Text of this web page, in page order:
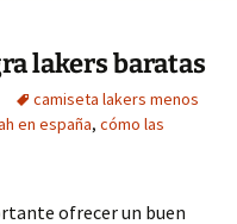
lakers baratas
camiseta lakers menos
en españa, cómo las
ofrecer un buen